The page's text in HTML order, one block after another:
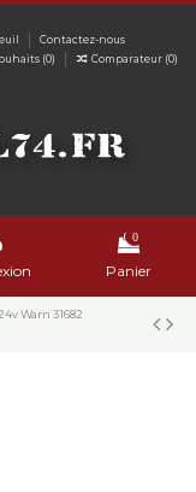
Contactez-nous
(0) Comparateur (0)
0
Panier
Warn 31682